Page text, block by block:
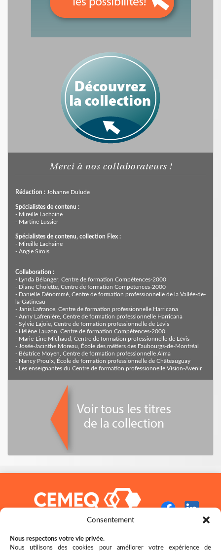
Consentement
Nous respectons votre vie privée.
Nous utilisons des cookies pour améliorer votre expérience de
Merci à nos collaborateurs !
Rédaction : Johanne Dulude
Spécialistes de contenu :
- Mireille Lachaine
- Martine Lussier
Spécialistes de contenu, collection Flex :
- Mireille Lachaine
- Angie Sirois
Collaboration :
- Lynda Bélanger, Centre de formation Compétences-2000
- Diane Cholette, Centre de formation Compétences-2000
- Danielle Dénommé, Centre de formation professionnelle de la Vallée-de-
la-Gatineau
- Janis Lafrance, Centre de formation professionnelle Harricana
- Anny Lafrenière, Centre de formation professionnelle Harricana
- Sylvie Lajoie, Centre de formation professionnelle de Lévis
- Hélène Lauzon, Centre de formation Compétences-2000
- Marie-Line Michaud, Centre de formation professionnelle de Lévis
- Josée-Jacinthe Moreau, École des métiers des Faubourgs-de-Montréal
- Béatrice Moyen, Centre de formation professionnelle Alma
- Nancy Proulx, École de formation professionnelle de Châteauguay
- Les enseignantes du Centre de formation professionnelle Vision-Avenir